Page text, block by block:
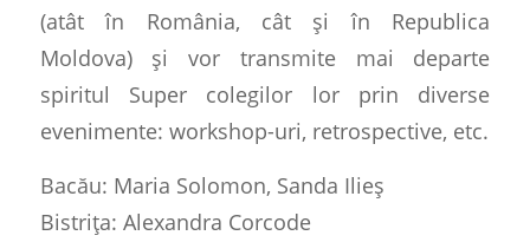
(atât în România, cât și în Republica
Moldova) și vor transmite mai departe
spiritul Super colegilor lor prin diverse
evenimente: workshop-uri, retrospective, etc.
Bacău: Maria Solomon, Sanda Ilieș
Bistrița: Alexandra Corcode